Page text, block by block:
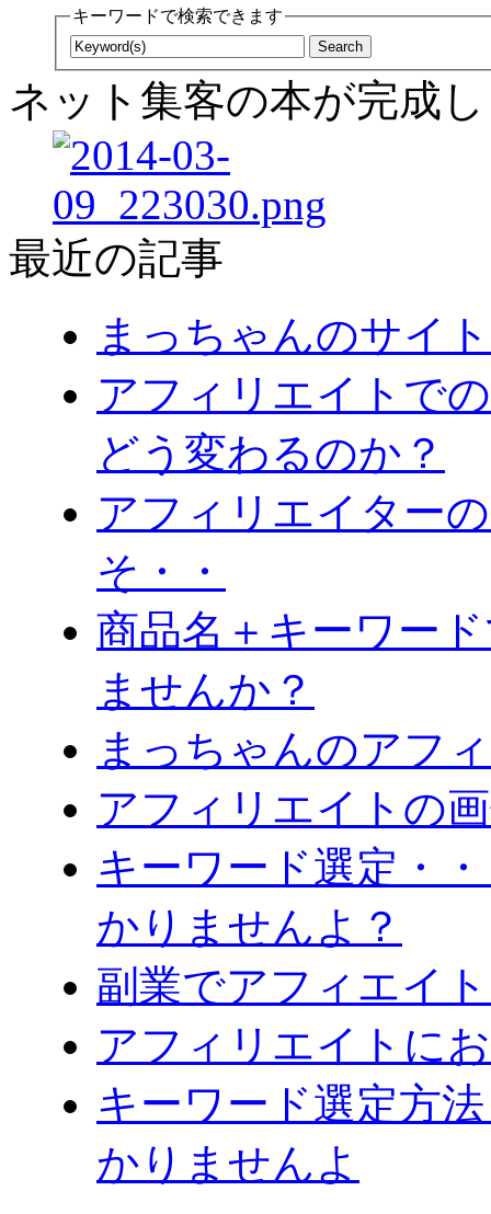
キーワードで検索できます
ネット集客の本が完成
最近の記事
まっちゃんのサイ
アフィリエイトで
どう変わるのか？
アフィリエイター
そ・・
商品名＋キーワー
ませんか？
まっちゃんのアフ
アフィリエイトの
キーワード選定・
かりませんよ？
副業でアフィエイ
アフィリエイトに
キーワード選定方
かりませんよ